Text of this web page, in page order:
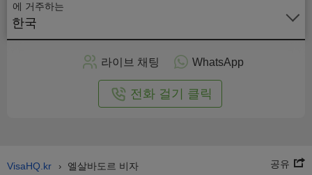
에 거주하는
한국
온
라
인
라이브 채팅 WhatsApp
전화 걸기 클릭
VisaHQ.kr › 엘살바도르 비자 공유